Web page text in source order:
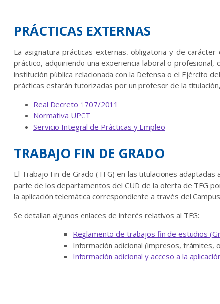
PRÁCTICAS EXTERNAS
La asignatura prácticas externas, obligatoria y de
práctico, adquiriendo una experiencia laboral o
institución pública relacionada con la Defensa o el Ejército
prácticas estarán tutorizadas por un profesor de la
Real Decreto 1707/2011
Normativa UPCT
Servicio Integral de Prácticas y Empleo
TRABAJO FIN DE GRADO
El Trabajo Fin de Grado (TFG) en las titulaciones
parte de los departamentos del CUD de la oferta de TFG
la aplicación telemática correspondiente a través del
Se detallan algunos enlaces de interés relativos al TFG:
Reglamento de trabajos fin de estudios
Información adicional (impresos, trámites,
Información adicional y acceso a la